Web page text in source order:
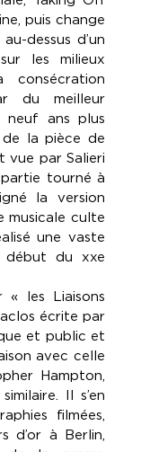
puis change
dessus d’un
les milieux
du meilleur
neuf ans plus
de la pièce de
vue par Salieri
tourné à
la version
musicale culte
une vaste
début du xxe
« les Liaisons
écrite par
et public et
avec celle
Hampton,
Il s’en
filmées,
d’or à Berlin,